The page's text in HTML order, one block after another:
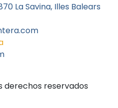
La Savina, Illes Balears
derechos reservados